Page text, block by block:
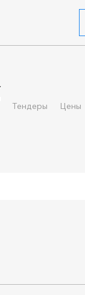
Тендеры Цены